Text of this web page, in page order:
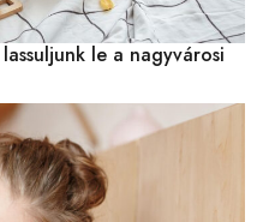
le a nagyvárosi